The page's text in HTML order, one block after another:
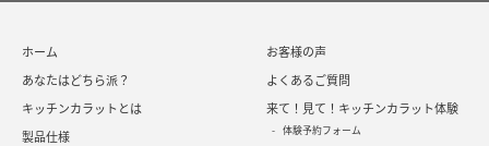
ホーム
あなたはどちら派？
キッチンカラットとは
製品仕様
お客様の声
よくあるご質問
来て！見て！キッチンカラット体験
体験予約フォーム